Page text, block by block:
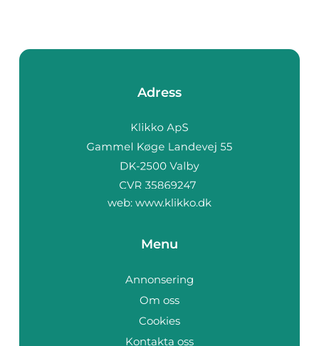
Adress
web: www.klikko.dk
Menu
Annonsering
Om oss
Cookies
Kontakta oss